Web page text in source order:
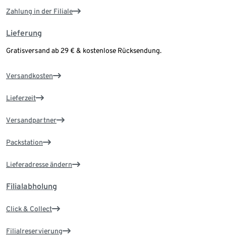
Zahlung in der Filiale
Lieferung
Gratisversand ab 29 € & kostenlose Rücksendung.
Versandkosten
Lieferzeit
Versandpartner
Packstation
Lieferadresse ändern
Filialabholung
Click & Collect
Filialreservierung